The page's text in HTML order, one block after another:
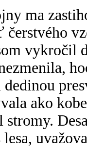
ma
čerstvého
vykročil
dedinou
ako
stromy.